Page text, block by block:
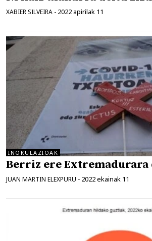
XABIER SILVEIRA - 2022 apirilak 11
INOKULAZIOAK
Berriz ere Extremadurara
JUAN MARTIN ELEXPURU - 2022 ekainak 11